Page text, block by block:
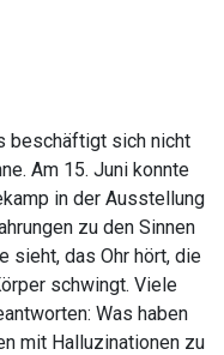
beschäftigt sich nicht
Am 15. Juni konnte
in der Ausstellung
zu den Sinnen
sieht, das Ohr hört, die
schwingt. Viele
Was haben
mit Halluzinationen zu